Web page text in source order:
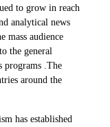
to grow in reach
analytical news
mass audience
the general
programs .The
around the
has established